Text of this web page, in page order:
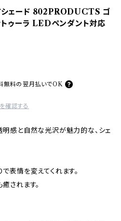
シェード 802PRODUCTS ゴ
ゥーラ LEDペンダント対応
無料の 翌月払いでOK
確認する
感と自然な光沢が魅力的な、シェ
表情を変えてくれます。
されます。